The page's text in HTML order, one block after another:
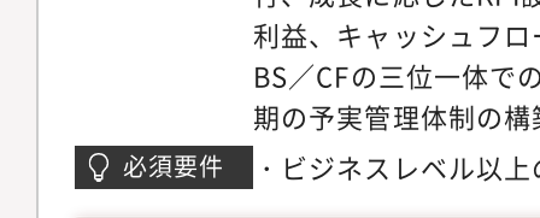
浸透──次のステージ
す。ただし、単なる
ん。「この採用基準
る人材が採れるのか
利益、キャッシュフ
BS／CFの三位一体で
期の予実管理体制の
分析、ギャップ解消
必須要件
・ビジネスレベル以